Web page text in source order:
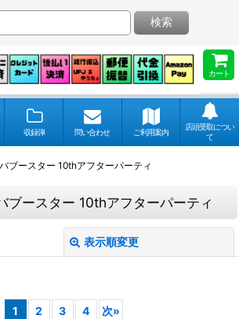
カート
検索
収録弾 問い合わせ ご利用案内
店頭受取につい
て
ブースター 10thアフターパーティ
ブースター 10thアフターパーティ
表示順変更
1 2 3 4 次»